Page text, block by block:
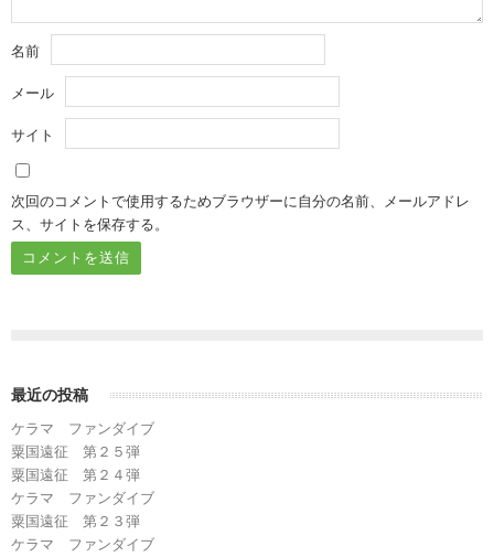
名前
メール
サイト
次回のコメントで使用するためブラウザーに自分の名前、メールアドレ
ス、サイトを保存する。
最近の投稿
ケラマ ファンダイブ
粟国遠征 第２５弾
粟国遠征 第２４弾
ケラマ ファンダイブ
粟国遠征 第２３弾
ケラマ ファンダイブ